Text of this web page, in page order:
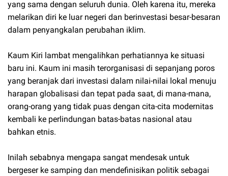
yang sama dengan seluruh dunia. Oleh karena itu, mereka
melarikan diri ke luar negeri dan berinvestasi besar-besaran
dalam penyangkalan perubahan iklim.
Kaum Kiri lambat mengalihkan perhatiannya ke situasi
baru ini. Kaum ini masih terorganisasi di sepanjang poros
yang beranjak dari investasi dalam nilai-nilai lokal menuju
harapan globalisasi dan tepat pada saat, di mana-mana,
orang-orang yang tidak puas dengan cita-cita modernitas
kembali ke perlindungan batas-batas nasional atau
bahkan etnis.
Inilah sebabnya mengapa sangat mendesak untuk
bergeser ke samping dan mendefinisikan politik sebagai